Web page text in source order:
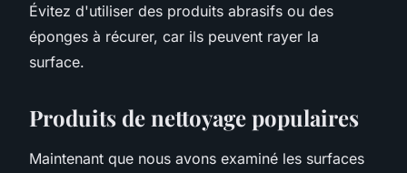
Évitez d'utiliser des produits abrasifs ou des
éponges à récurer, car ils peuvent rayer la
surface.
Produits de nettoyage populaires
Maintenant que nous avons examiné les surfaces